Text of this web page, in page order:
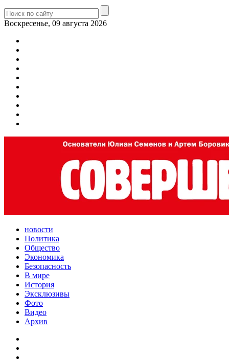
Воскресенье, 09 августа 2026
новости
Политика
Общество
Экономика
Безопасность
В мире
История
Эксклюзивы
Фото
Видео
Архив